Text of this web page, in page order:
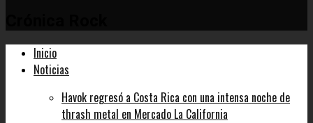
Inicio
Noticias
Havok regresó a Costa Rica con una intensa noche de
thrash metal en Mercado La California